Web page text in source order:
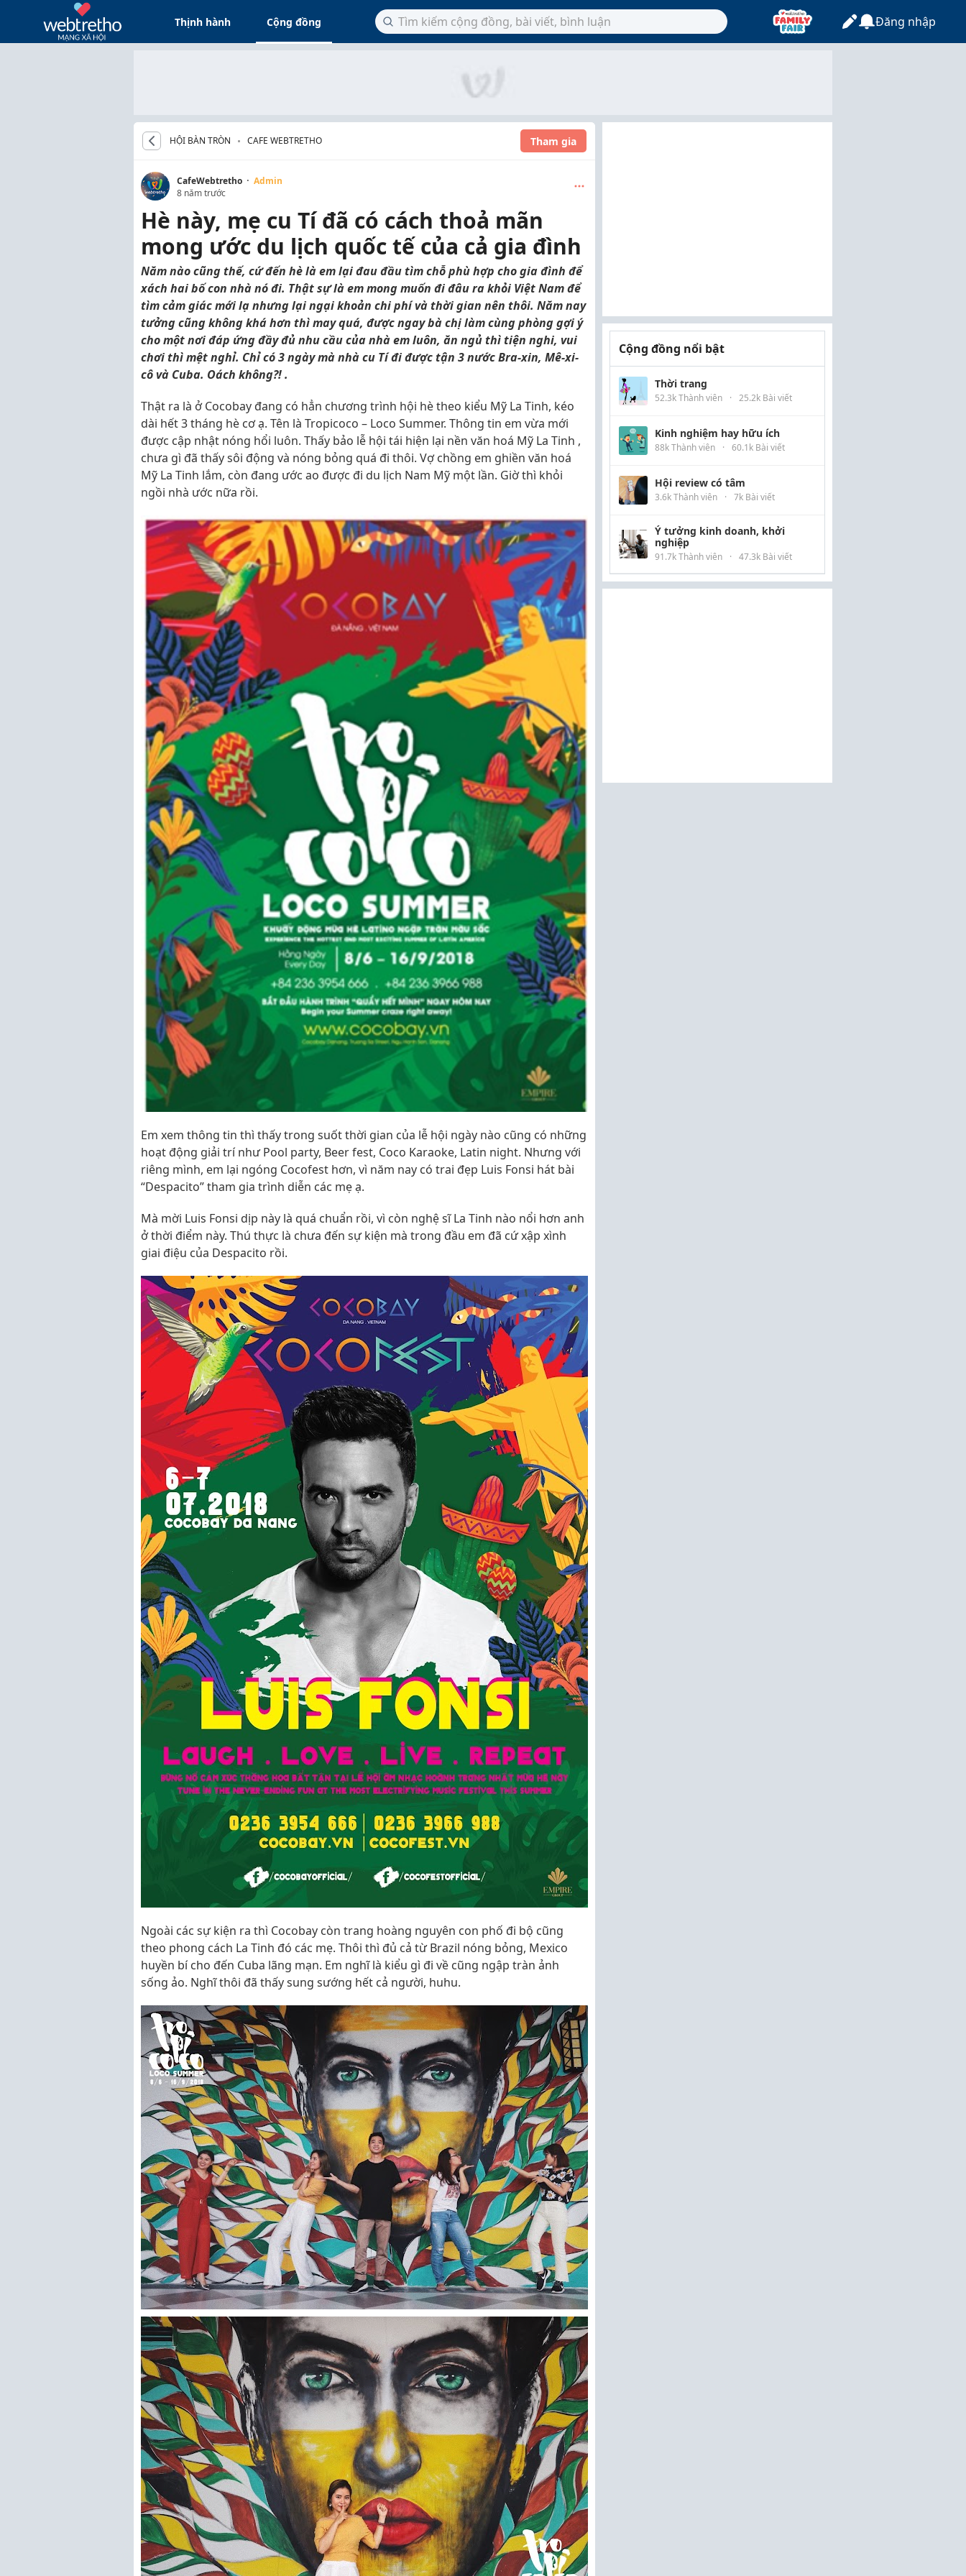
Thịnh hành Cộng đồng Đăng nhập
HỘI BÀN TRÒN CAFE WEBTRETHO Tham gia
CafeWebtretho · Admin
8 năm trước
Hè này, mẹ cu Tí đã có cách thoả mãn
mong ước du lịch quốc tế của cả gia đình
Năm nào cũng thế, cứ đến hè là em lại đau đầu tìm chỗ phù hợp cho gia đình để
xách hai bố con nhà nó đi. Thật sự là em mong muốn đi đâu ra khỏi Việt Nam để
tìm cảm giác mới lạ nhưng lại ngại khoản chi phí và thời gian nên thôi. Năm nay
tưởng cũng không khá hơn thì may quá, được ngay bà chị làm cùng phòng gợi ý
cho một nơi đáp ứng đầy đủ nhu cầu của nhà em luôn, ăn ngủ thì tiện nghi, vui
chơi thì mệt nghỉ. Chỉ có 3 ngày mà nhà cu Tí đi được tận 3 nước Bra-xin, Mê-xi-
cô và Cuba. Oách không?! .
Thật ra là ở Cocobay đang có hẳn chương trình hội hè theo kiểu Mỹ La Tinh, kéo
dài hết 3 tháng hè cơ ạ. Tên là Tropicoco – Loco Summer. Thông tin em vừa mới
được cập nhật nóng hổi luôn. Thấy bảo lễ hội tái hiện lại nền văn hoá Mỹ La Tinh ,
chưa gì đã thấy sôi động và nóng bỏng quá đi thôi. Vợ chồng em ghiền văn hoá
Mỹ La Tinh lắm, còn đang ước ao được đi du lịch Nam Mỹ một lần. Giờ thì khỏi
ngồi nhà ước nữa rồi.
Em xem thông tin thì thấy trong suốt thời gian của lễ hội ngày nào cũng có những
hoạt động giải trí như Pool party, Beer fest, Coco Karaoke, Latin night. Nhưng với
riêng mình, em lại ngóng Cocofest hơn, vì năm nay có trai đẹp Luis Fonsi hát bài
“Despacito” tham gia trình diễn các mẹ ạ.
Mà mời Luis Fonsi dịp này là quá chuẩn rồi, vì còn nghệ sĩ La Tinh nào nổi hơn anh
ở thời điểm này. Thú thực là chưa đến sự kiện mà trong đầu em đã cứ xập xình
giai điệu của Despacito rồi.
Ngoài các sự kiện ra thì Cocobay còn trang hoàng nguyên con phố đi bộ cũng
theo phong cách La Tinh đó các mẹ. Thôi thì đủ cả từ Brazil nóng bỏng, Mexico
huyền bí cho đến Cuba lãng mạn. Em nghĩ là kiểu gì đi về cũng ngập tràn ảnh
sống ảo. Nghĩ thôi đã thấy sung sướng hết cả người, huhu.
Cộng đồng nổi bật
Thời trang
52.3k Thành viên · 25.2k Bài viết
Kinh nghiệm hay hữu ích
88k Thành viên · 60.1k Bài viết
Hội review có tâm
3.6k Thành viên · 7k Bài viết
Ý tưởng kinh doanh, khởi
nghiệp
91.7k Thành viên · 47.3k Bài viết